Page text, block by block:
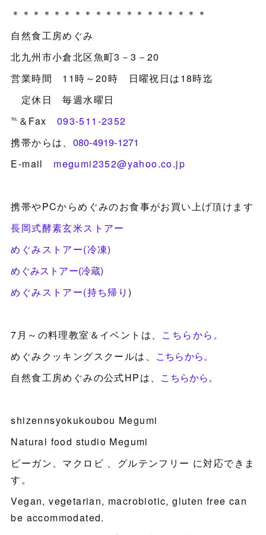
＊＊＊＊＊＊＊＊＊＊＊＊＊＊＊＊＊＊＊
自然食工房めぐみ
北九州市小倉北区魚町3－3－20
営業時間 11時～20時 日曜祝日は18時迄
定休日 毎週水曜日
℡＆Fax 093-511-2352
携帯からは、 080-4919-1271
E-mail megumi2352@yahoo.co.jp
携帯やPCからめぐみのお食事がお買い上げ頂けます
長岡式酵素玄米ストアー
めぐみストアー(冷凍)
めぐみストアー(冷蔵)
めぐみストアー(持ち帰り)
7月～の料理教室＆イベントは、 こちらから。
めぐみクッキングスクールは、 こちらから。
自然食工房めぐみの公式HPは、 こちらから。
shizennsyokukoubou Megumi
Natural food studio Megumi
ビーガン、マクロビ 、グルテンフリー に対応できま
す。
Vegan, vegetarian, macrobiotic, gluten free can
be accommodated.